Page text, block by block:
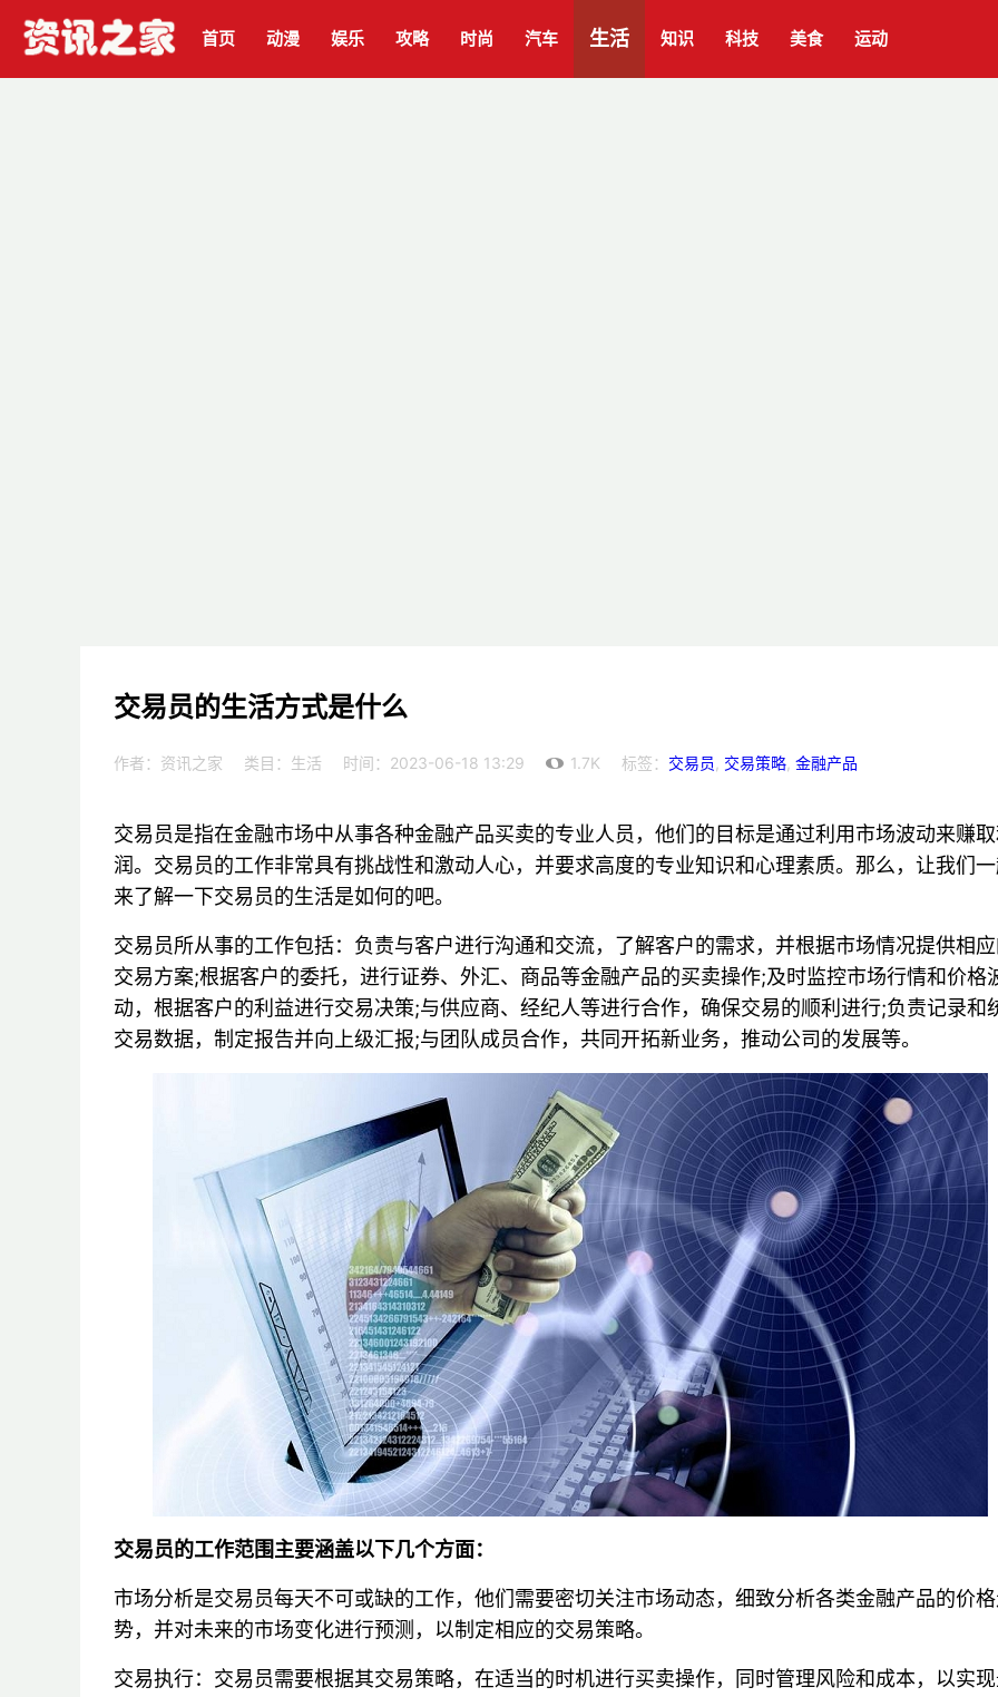
首页 动漫 娱乐 攻略 时尚 汽车 生活 知识 科技 美食 运动
交易员的生活方式是什么
作者：资讯之家 类目： 生活 时间：2023-06-18 13:29 1.7K 标签： 交易员 交易策略 金融产品
交易员是指在金融市场中从事各种金融产品买卖的专业人员，他们的目标是通过利用市场波动来赚
润。交易员的工作非常具有挑战性和激动人心，并要求高度的专业知识和心理素质。那么，让我们
来了解一下交易员的生活是如何的吧。
交易员所从事的工作包括：负责与客户进行沟通和交流，了解客户的需求，并根据市场情况提供相
交易方案;根据客户的委托，进行证券、外汇、商品等金融产品的买卖操作;及时监控市场行情和价格
动，根据客户的利益进行交易决策;与供应商、经纪人等进行合作，确保交易的顺利进行;负责记录和
交易数据，制定报告并向上级汇报;与团队成员合作，共同开拓新业务，推动公司的发展等。
交易员的工作范围主要涵盖以下几个方面：
市场分析是交易员每天不可或缺的工作，他们需要密切关注市场动态，细致分析各类金融产品的价
势，并对未来的市场变化进行预测，以制定相应的交易策略。
交易执行：交易员需要根据其交易策略，在适当的时机进行买卖操作，同时管理风险和成本，以实